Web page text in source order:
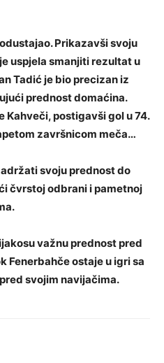
Prikazavši svoju
uspjela smanjiti rezultat u
Tadićje bio precizan iz
prednost domaćina.
Kahveči, postigavši gol u 74.
završnicom meča…
svoju prednost do
čvrstoj odbrani i pametnoj
važnu prednost pred
Fenerbahče ostaje u igri sa
svojim navijačima.